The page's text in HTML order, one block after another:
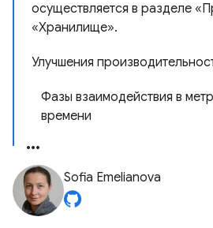
осуществляется в разделе
«Хранилище».
Улучшения
Фазы взаимодействия в
времени
Sofia Emelianova